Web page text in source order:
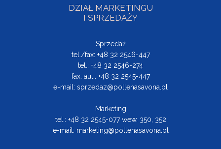
DZIAŁ MARKETINGU
I SPRZEDAŻY
Sprzedaż
tel./fax: +48 32 2546-447
tel.: +48 32 2546-274
fax. aut.: +48 32 2545-447
e-mail: sprzedaz@pollenasavona.pl
Marketing
tel.: +48 32 2545-077 wew. 350, 352
e-mail: marketing@pollenasavona.pl